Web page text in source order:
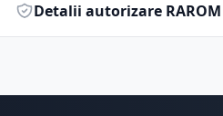
Detalii autorizare RAROM